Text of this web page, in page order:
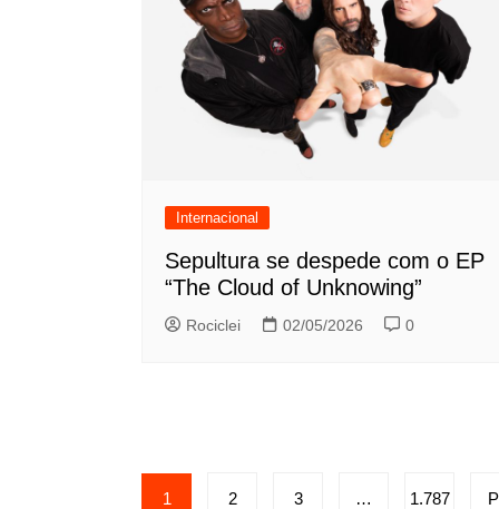
Internacional
Sepultura se despede com o EP
“The Cloud of Unknowing”
Rociclei 02/05/2026 0
Paginação
1 2 3 … 1.787